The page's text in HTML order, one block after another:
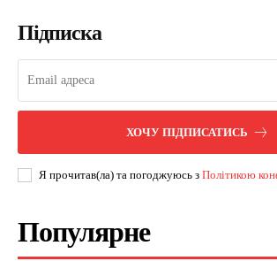
Підписка
ХОЧУ ПІДПИСАТИСЬ
Я прочитав(ла) та погоджуюсь з Політикою
Популярне